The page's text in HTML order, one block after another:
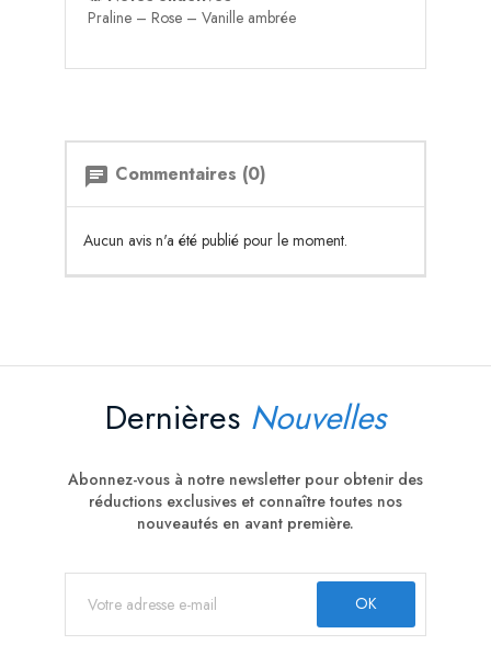
Praline – Rose – Vanille ambrée
chat Commentaires (0)
Aucun avis n'a été publié pour le moment.
Dernières Nouvelles
Abonnez-vous à notre newsletter pour obtenir des
réductions exclusives et connaître toutes nos
nouveautés en avant première.